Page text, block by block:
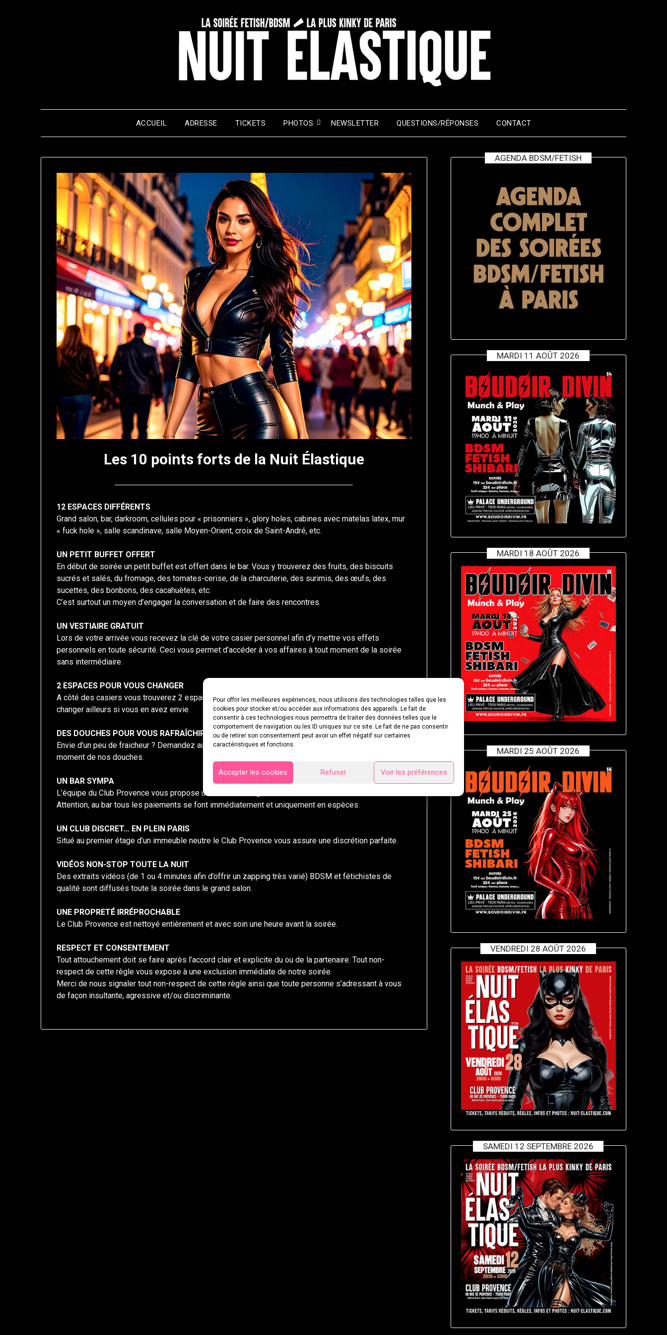
Pour offrir les meilleures expériences, nous utilisons des technologies telles que les
cookies pour stocker et/ou accéder aux informations des appareils. Le fait de
consentir à ces technologies nous permettra de traiter des données telles que le
comportement de navigation ou les ID uniques sur ce site. Le fait de ne pas consentir
ou de retirer son consentement peut avoir un effet négatif sur certaines
caractéristiques et fonctions.
Accepter les cookies Refuser Voir les préférences
ACCUEIL ADRESSE TICKETS PHOTOS NEWSLETTER QUESTIONS/RÉPONSES CONTACT
Les 10 points forts de la Nuit Élastique
9
novembre
loup
12 ESPACES DIFFÉRENTS
Grand salon, bar, darkroom, cellules pour « prisonniers », glory holes, cabines avec matelas latex, mur
« fuck hole », salle scandinave, salle Moyen-Orient, croix de Saint-André, etc.
UN PETIT BUFFET OFFERT
En début de soirée un petit buffet est offert dans le bar. Vous y trouverez des fruits, des biscuits
sucrés et salés, du fromage, des tomates-cerise, de la charcuterie, des surimis, des œufs, des
sucettes, des bonbons, des cacahuètes, etc.
C’est surtout un moyen d’engager la conversation et de faire des rencontres.
UN VESTIAIRE GRATUIT
Lors de votre arrivée vous recevez la clé de votre casier personnel afin d’y mettre vos effets
personnels en toute sécurité. Ceci vous permet d’accéder à vos affaires à tout moment de la soirée
sans intermédiaire.
2 ESPACES POUR VOUS CHANGER
A côté des casiers vous trouverez 2 espaces pour changer de tenue mais libre à vous de vous
changer ailleurs si vous en avez envie.
DES DOUCHES POUR VOUS RAFRAÎCHIR
Envie d’un peu de fraicheur ? Demandez au bar une serviette de bain (c’est gratuit) et profitez à tout
moment de nos douches.
UN BAR SYMPA
L’équipe du Club Provence vous propose un choix très large de boissons.
Attention, au bar tous les paiements se font immédiatement et uniquement en espèces.
UN CLUB DISCRET… EN PLEIN PARIS
Situé au premier étage d’un immeuble neutre le Club Provence vous assure une discrétion parfaite.
VIDÉOS NON-STOP TOUTE LA NUIT
Des extraits vidéos (de 1 ou 4 minutes afin d’offrir un zapping très varié) BDSM et fétichistes de
qualité sont diffusés toute la soirée dans le grand salon.
UNE PROPRETÉ IRRÉPROCHABLE
Le Club Provence est nettoyé entièrement et avec soin une heure avant la soirée.
RESPECT ET CONSENTEMENT
Tout attouchement doit se faire après l’accord clair et explicite du ou de la partenaire. Tout non-
respect de cette règle vous expose à une exclusion immédiate de notre soirée.
Merci de nous signaler tout non-respect de cette règle ainsi que toute personne s’adressant à vous
de façon insultante, agressive et/ou discriminante.
AGENDA BDSM/FETISH
MARDI 11 AOÛT 2026
MARDI 18 AOÛT 2026
MARDI 25 AOÛT 2026
VENDREDI 28 AOÛT 2026
SAMEDI 12 SEPTEMBRE 2026